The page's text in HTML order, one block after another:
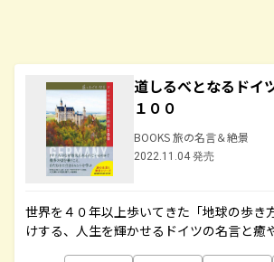
道しるべとなるドイ
１００
BOOKS 旅の名言＆絶景
2022.11.04 発売
世界を４０年以上歩いてきた「地球の歩き
けする、人生を輝かせるドイツの名言と癒